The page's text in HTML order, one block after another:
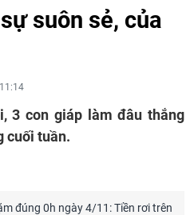
suôn sẻ, của
3 con giáp làm đâu thắng
cuối tuần.
đúng 0h ngày 4/11: Tiền rơi trên